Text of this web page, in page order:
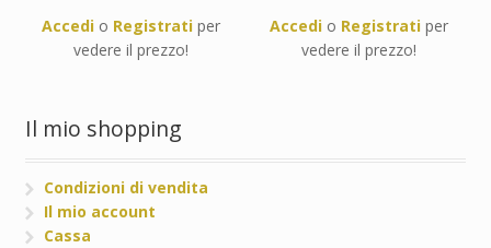
Accedio Registratiper
vedere il prezzo!
Accedi o Registrati per
vedere il prezzo!
Il mio shopping
Condizioni di vendita
Il mio account
Cassa